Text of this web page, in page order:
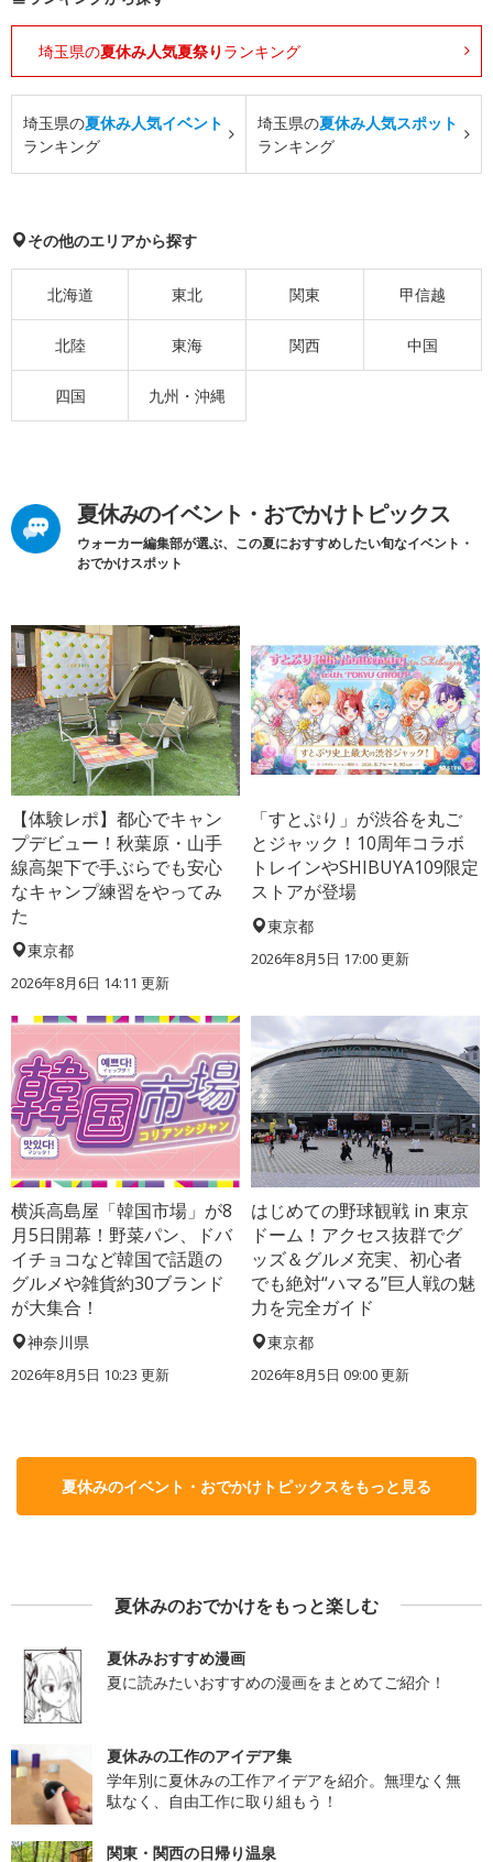
埼玉県の夏休み人気夏祭り ランキング
埼玉県の夏休み人気イベント
ランキング
埼玉県の夏休み人気スポット
ランキング
その他のエリアから探す
北海道 東北 関東 甲信越
北陸 東海 関西 中国
四国 九州・沖縄
夏休みのイベント・おでかけトピックス
ウォーカー編集部が選ぶ、この夏におすすめしたい旬なイベント・
おでかけスポット
【体験レポ】都心でキャン
プデビュー！秋葉原・山手
線高架下で手ぶらでも安心
なキャンプ練習をやってみ
た
東京都
2026年8月6日 14:11 更新
「すとぷり」が渋谷を丸ご
とジャック！10周年コラボ
トレインやSHIBUYA109限定
ストアが登場
東京都
2026年8月5日 17:00更新
横浜高島屋「韓国市場」が8
月5日開幕！野菜パン、ドバ
イチョコなど韓国で話題の
グルメや雑貨約30ブランド
が大集合！
神奈川県
2026年8月5日 10:23 更新
はじめての野球観戦 in 東京
ドーム！アクセス抜群でグ
ッズ＆グルメ充実、初心者
でも絶対“ハマる”巨人戦の魅
力を完全ガイド
東京都
2026年8月5日 09:00更新
夏休みのイベント・おでかけトピックスをもっと見る
夏休みのおでかけをもっと楽しむ
夏休みおすすめ漫画
夏に読みたいおすすめの漫画をまとめてご紹介！
夏休みの工作のアイデア集
学年別に夏休みの工作アイデアを紹介。無理なく無
駄なく、自由工作に取り組もう！
関東・関西の日帰り温泉